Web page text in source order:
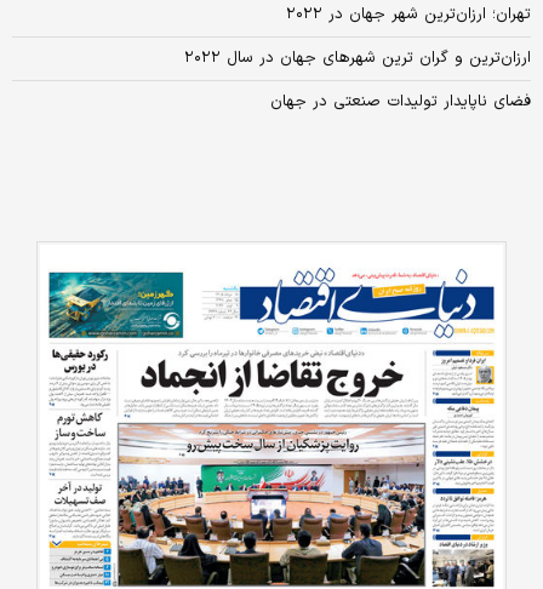
تهران؛ ارزان‌‌ترین شهر جهان در ۲۰۲۲
ارزان‌ترین و گران ترین شهرهای جهان در سال ۲۰۲۲
فضای ناپایدار تولیدات صنعتی در جهان